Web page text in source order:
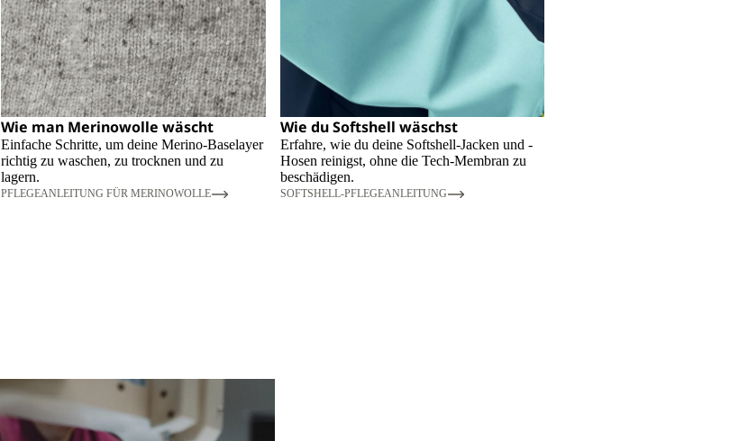
Wie man Merinowolle wäscht
Einfache Schritte, um deine Merino-Baselayer
richtig zu waschen, zu trocknen und zu
lagern.
PFLEGEANLEITUNG FÜR MERINOWOLLE
Wie du Softshell wäschst
Erfahre, wie du deine Softshell-Jacken und -
Hosen reinigst, ohne die Tech-Membran zu
beschädigen.
SOFTSHELL-PFLEGEANLEITUNG